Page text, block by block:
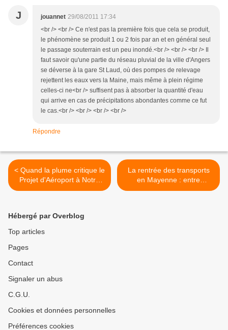
J jouannet 29/08/2011 17:34
<br /> <br /> Ce n'est pas la première fois que cela se produit,
le phénomène se produit 1 ou 2 fois par an et en général seul
le passage souterrain est un peu inondé.<br /> <br /> <br /> Il
faut savoir qu'une partie du réseau pluvial de la ville d'Angers
se déverse à la gare St Laud, où des pompes de relevage
rejettent les eaux vers la Maine, mais même à plein régime
celles-ci ne<br /> suffisent pas à absorber la quantité d'eau
qui arrive en cas de précipitations abondantes comme ce fut
le cas.<br /> <br /> <br /> <br />
Répondre
< Quand la plume critique le
Projet d'Aéroport à Notre
Dame des Landes
La rentrée des transports
en Mayenne : entre
optimisme et réalité… >
Hébergé par Overblog
Top articles
Pages
Contact
Signaler un abus
C.G.U.
Cookies et données personnelles
Préférences cookies